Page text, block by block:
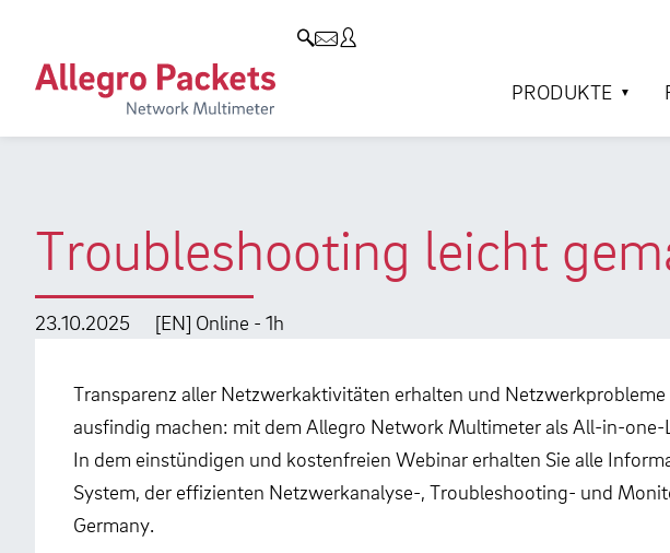
PRODUKTE
Troubleshooting leicht
23.10.2025 [EN] Online - 1h
Transparenz aller Netzwerkaktivitäten erhalten und
ausfindig machen: mit dem Allegro Network Multimeter als All-in-one-
In dem einstündigen und kostenfreien Webinar erhalten Sie alle
System, der effizienten Netzwerkanalyse-, Troubleshooting- und
Germany.
Allegro Network Multimeter
Analyse-Module
Resources & Service
Use Cases
Solution Briefs
Case Studies
Videos
Produkt-Handbuch
Training
Unternehmen
Unternehmen
Kunden
Umweltschutz
Forschung und Lehre